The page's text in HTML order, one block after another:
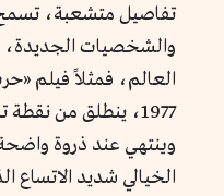
تفاصيل متشعبة،
والشخصيات الجديدة،
العالم، فمثلاً فيلم
1977، ينطلق من
وينتهي عند ذروة
الخيالي شديد الاتساع